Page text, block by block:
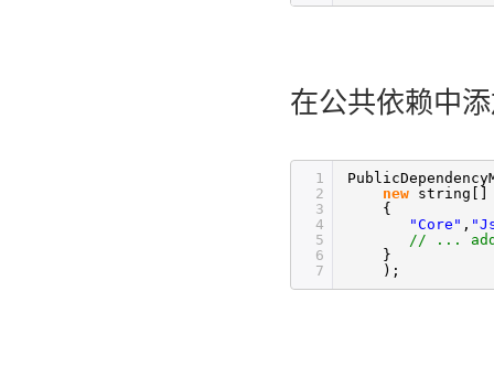
在公共依赖中
1
2
3
4
5
6
7
new
string[]
{
"Core" ,
// ... add
}
);